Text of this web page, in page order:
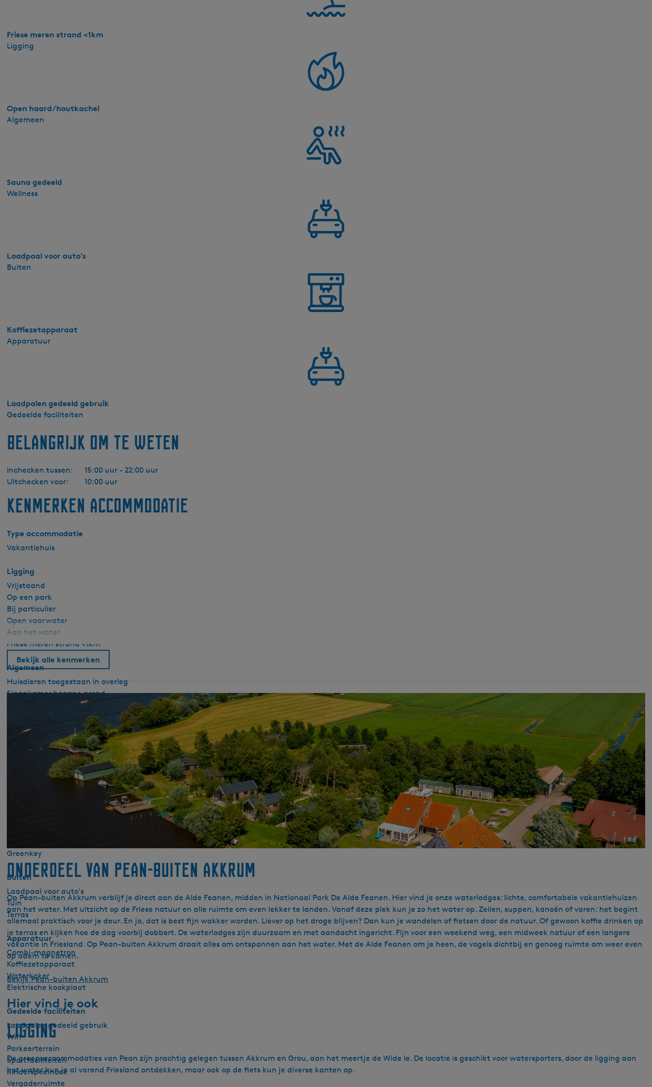
Ligging
Friese meren strand <1km
Algemeen
Open haard/houtkachel
Wellness
Sauna gedeeld
Buiten
Laadpaal voor auto's
Apparatuur
Koffiezetapparaat
Gedeelde faciliteiten
Laadpalen gedeeld gebruik
Belangrijk om te weten
Inchecken tussen:
15:00 uur - 22:00 uur
Uitchecken voor:
10:00 uur
o
i
d
s
Kenmerken accommodatie
Type accommodatie
Vakantiehuis
Ligging
Vrijstaand
Op een park
Bij particulier
Open vaarwater
Aan het water
Friese meren strand <1km
Algemeen
Huisdieren toegestaan in overleg
Slaapkamer begane grond
Open haard/houtkachel
Dekbedden
Sanitair
Separaat toilet
Greenkey
Buiten
Laadpaal voor auto's
Tuin
Terras
Apparatuur
Combi-magnetron
Koffiezetapparaat
Waterkoker
Elektrische kookplaat
Gedeelde faciliteiten
Laadpalen gedeeld gebruik
Wifi
Parkeerterrein
Sportfaciliteiten
Kinderspeelhoek
Vergaderruimte
Bekijk alle kenmerken
Onderdeel van Pean-buiten Akkrum
Op Pean-buiten Akkrum verblijf je direct aan de Alde Feanen, midden in Nationaal Park De Alde Feanen. Hier vind je onze waterlodges: lichte, comfortabele vakantiehuizen
aan het water. Met uitzicht op de Friese natuur en alle ruimte om even lekker te landen. Vanaf deze plek kun je zo het water op. Zeilen, suppen, kanoën of varen: het begint
allemaal praktisch voor je deur. En ja, dat is best fijn wakker worden. Liever op het droge blijven? Dan kun je wandelen of fietsen door de natuur. Of gewoon koffie drinken op
je terras en kijken hoe de dag voorbij dobbert. De waterlodges zijn duurzaam en met aandacht ingericht. Fijn voor een weekend weg, een midweek natuur of een langere
vakantie in Friesland. Op Pean-buiten Akkrum draait alles om ontspannen aan het water. Met de Alde Feanen om je heen, de vogels dichtbij en genoeg ruimte om weer even
op adem te komen.
Bekijk Pean-buiten Akkrum
Hier vind je ook
Ligging
De groepsaccommodaties van Pean zijn prachtig gelegen tussen Akkrum en Grou, aan het meertje de Wide Ie. De locatie is geschikt voor watersporters, door de ligging aan
het water kun je al varend Friesland ontdekken, maar ook op de fiets kun je diverse kanten op.